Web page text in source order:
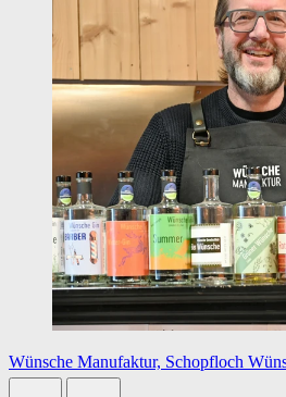
Wünsche Manufaktur, Schopfloch
Slide 1 von 8 aktiv